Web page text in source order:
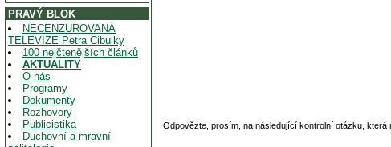
PRAVÝ BLOK
NECENZUROVANÁ
TELEVIZE Petra Cibulky
100 nejčtenějších článků
AKTUALITY
O nás
Programy
Dokumenty
Rozhovory
Publicistika
Duchovní a mravní
Odpovězte, prosím, na následující kontrolní otázku,